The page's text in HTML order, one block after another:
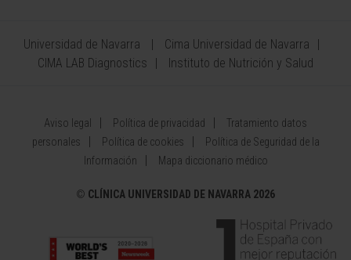
Universidad de Navarra
Cima Universidad de Navarra
CIMA LAB Diagnostics
Instituto de Nutrición y Salud
Aviso legal Política de privacidad
Tratamiento datos
personales
Política de cookies
Política de Seguridad de la
Información
Mapa diccionario médico
© CLÍNICA UNIVERSIDAD DE NAVARRA 2026